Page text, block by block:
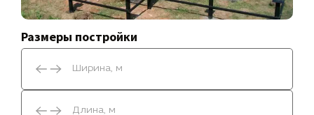
Размеры постройки